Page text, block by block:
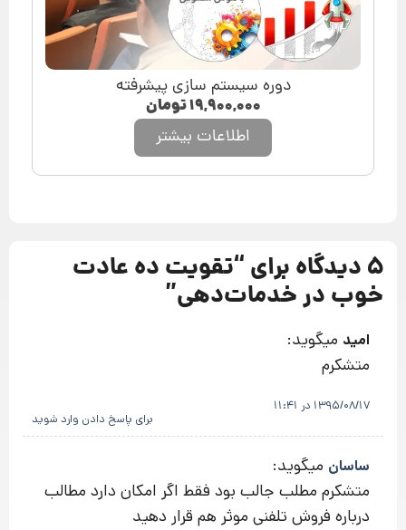
دوره سیستم سازی پیشرفته
۱۹,۹۰۰,۰۰۰تومان
اطلاعات بیشتر
5 دیدگاه برای “ تقویت ده عادت
خوب در خدمات‌دهی”
امید میگوید:
متشکرم
1395/08/17 در 11:41
برای پاسخ دادن وارد شوید
ساسان میگوید:
متشکرم مطلب جالب بود فقط اگر امکان دارد مطالب
درباره فروش تلفنی موثر هم قرار دهید